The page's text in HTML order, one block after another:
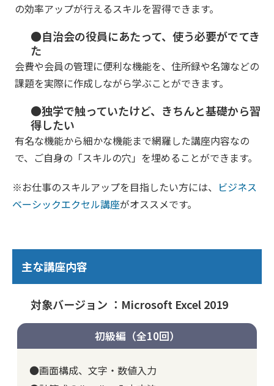
の効率アップが行えるスキルを習得できます。
●自治会の役員にあたって、使う必要がでてき
た
会費や会員の管理に便利な機能を、住所録や名簿などの
課題を実際に作成しながら学ぶことができます。
●独学で触っていたけど、きちんと基礎から習
得したい
有名な機能から細かな機能まで網羅した講座内容なの
で、ご自身の「スキルの穴」を埋めることができます。
※お仕事のスキルアップを目指したい方には、 ビジネス
ベーシックエクセル講座がオススメです。
主な講座内容
対象バージョン ：Microsoft Excel 2019
初級編（全10回）
●画面構成、文字・数値入力